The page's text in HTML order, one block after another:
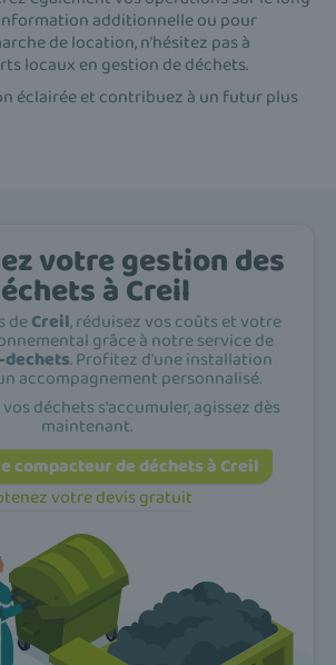
additionnelle ou pour
de location, n’hésitez pas à
locaux en gestion de déchets.
éclairée et contribuez à un futur plus
votre gestion des
à Creil
deCreil, réduisez vos coûts et votre
grâce à notre service de
. Profitez d'une installation
accompagnement personnalisé.
déchets s'accumuler, agissez dès
maintenant.
compacteur de déchets à Creil
votre devis gratuit